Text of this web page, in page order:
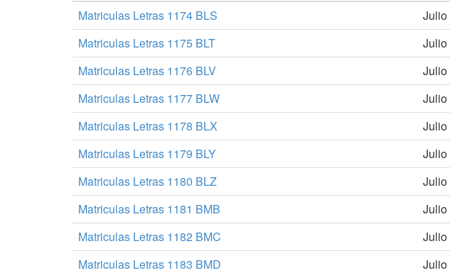
Matriculas Letras 1174 BLS
Julio
Matriculas Letras 1175 BLT
Julio
Matriculas Letras 1176 BLV
Julio
Matriculas Letras 1177 BLW
Julio
Matriculas Letras 1178 BLX
Julio
Matriculas Letras 1179 BLY
Julio
Matriculas Letras 1180 BLZ
Julio
Matriculas Letras 1181 BMB
Julio
Matriculas Letras 1182 BMC
Julio
Matriculas Letras 1183 BMD
Julio